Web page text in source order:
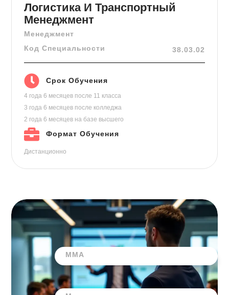
Логистика И Транспортный
Менеджмент
Менеджмент
Код Специальности
38.03.02
Срок Обучения
4 года 6 месяцев после 11 класса
3 года 6 месяцев после колледжа
2 года 6 месяцев на базе высшего
Формат Обучения
Дистанционно
ММА